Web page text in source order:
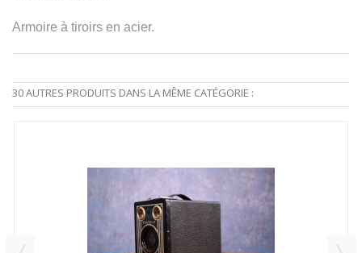
Armoire à tiroirs en acier.
30 AUTRES PRODUITS DANS LA MÊME CATÉGORIE :